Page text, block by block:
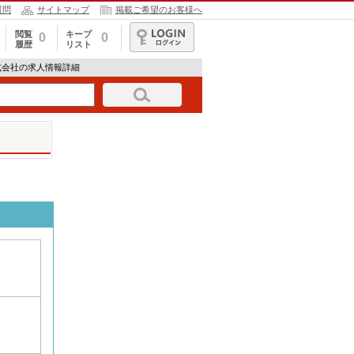
問 サイトマップ 掲載ご希望のお客様へ
閲覧
履歴
0
キープ
リスト
0
ログイン
社の求人情報詳細